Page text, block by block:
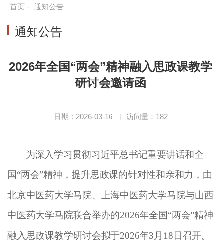
首页 - 通知公告
通知公告
2026年全国“两会”精神融入思政课教学
研讨会邀请函
日期：2026-03-16 | 访问量： 182
为深入学习贯彻习近平总书记重要讲话和全
国“两会”精神，提升思政课的针对性和亲和力，由
北京中医药大学马院、上海中医药大学马院与山西
中医药大学马院联合举办的2026年全国“两会”精神
融入思政课教学研讨会拟于2026年3月18日召开。